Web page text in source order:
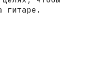
гитаре.